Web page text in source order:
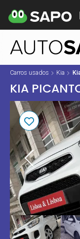
Carros usados Kia
KIA